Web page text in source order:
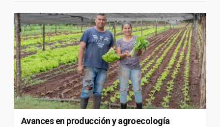
Avances en producción y agroecología